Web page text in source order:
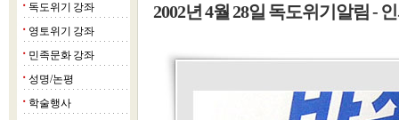
■ 독도위기 강좌
■ 영토위기 강좌
■ 민족문화 강좌
■ 성명/논평
■ 학술행사
2002년 4월 28일 독도위기알림 -